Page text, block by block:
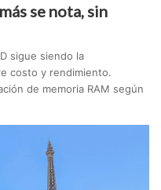
se nota, sin
sigue siendo la
costo y rendimiento.
de memoria RAM según